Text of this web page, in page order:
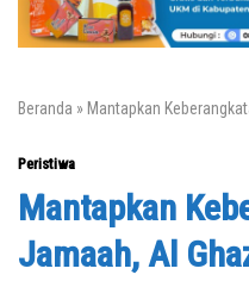
Beranda » Mantapkan
Peristiwa
Mantapkan
Jamaah, Al